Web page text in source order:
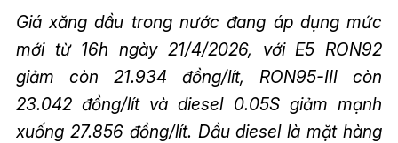
Giá xăng dầu trong nước đang áp dụng mức
mới từ 16h ngày 21/4/2026, với E5 RON92
giảm còn 21.934 đồng/lít, RON95-III còn
23.042 đồng/lít và diesel 0.05S giảm mạnh
xuống 27.856 đồng/lít. Dầu diesel là mặt hàng